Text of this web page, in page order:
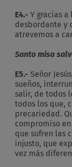
E4.- Y gracias
desbordante y
atrevemos a
Santo misa
E5.- Señor
sueños,
salir, de todos
todos los que,
precariedad.
compromiso
que sufren las
injusto, que
vez más